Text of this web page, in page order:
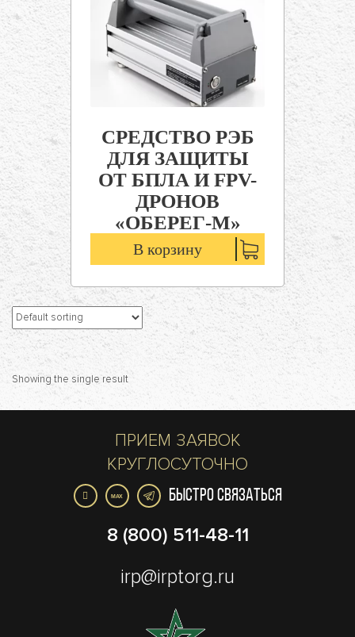
СРЕДСТВО РЭБ
ДЛЯ ЗАЩИТЫ
ОТ БПЛА И FPV-
ДРОНОВ
«ОБЕРЕГ-М»
В корзину
Showing the single result
ПРИЕМ ЗАЯВОК
КРУГЛОСУТОЧНО
MAX БЫСТРО СВЯЗАТЬСЯ
8 (800) 511-48-11
irp@irptorg.ru